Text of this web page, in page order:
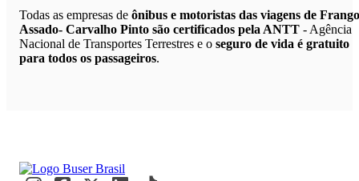
Todas as empresas de ônibus e motoristas das viagens de Frango
Assado- Carvalho Pinto são certificados pela ANTT - Agência
Nacional de Transportes Terrestres e o seguro de vida é gratuito
para todos os passageiros.